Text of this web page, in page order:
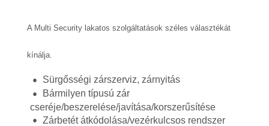
A Multi Security lakatos szolgáltatások széles választékát
kínálja.
Sürgősségi zárszerviz, zárnyitás
Bármilyen típusú zár
cseréje/beszerelése/javítása/korszerűsítése
Zárbetét átkódolása/vezérkulcsos rendszer